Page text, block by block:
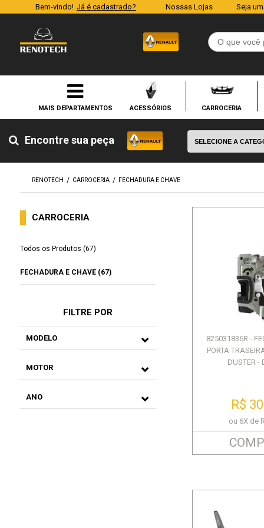
Bem-vindo! Já é cadastrado? Nossas Lojas Seja
ACESSÓRIOS CARROCERIA
Encontre sua peça
RENOTECH CARROCERIA FECHADURA E CHAVE
FILTRE POR
MODELO
MOTOR
ANO
CARROCERIA
Todos os Produtos (67)
FECHADURA E CHAVE (67)
825031836R -
PORTA
DUSTER -
R$
ou 6X de